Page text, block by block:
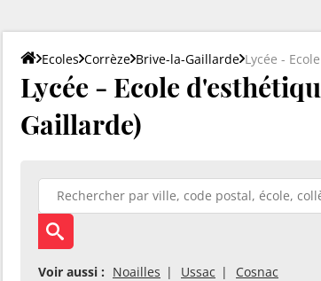
Ecoles Corrèze Brive-la-Gaillarde Lycée -
Lycée - Ecole
Gaillarde)
Voir aussi : Noailles Ussac Cosnac